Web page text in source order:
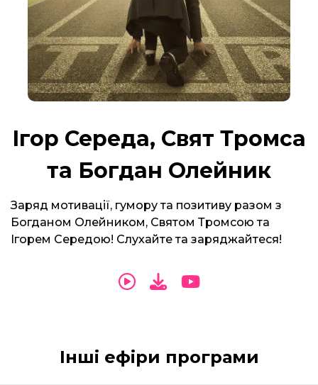
Ігор Середа, Свят Тромса
та Богдан Олейник
Заряд мотивації, гумору та позитиву разом з
Богданом Олейником, Святом Тромсою та
Ігорем Середою! Слухайте та заряджайтеся!
Інші ефіри програми